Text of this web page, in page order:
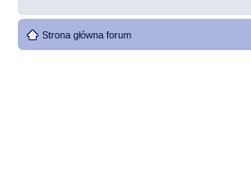
Strona główna forum